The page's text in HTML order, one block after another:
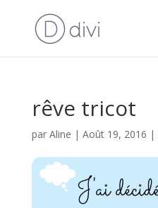
rêve tricot
par Aline | Août 19, 2016 |